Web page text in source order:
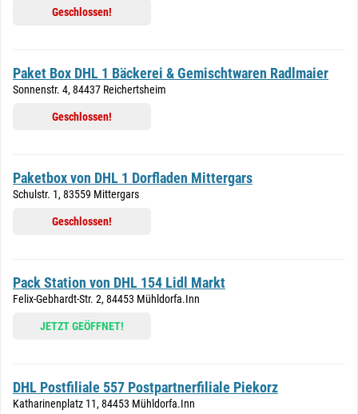
Geschlossen!
Paket Box DHL 1 Bäckerei & Gemischtwaren Radlmaier
Sonnenstr. 4, 84437 Reichertsheim
Geschlossen!
Paketbox von DHL 1 Dorfladen Mittergars
Schulstr. 1, 83559 Mittergars
Geschlossen!
Pack Station von DHL 154 Lidl Markt
Felix-Gebhardt-Str. 2, 84453 Mühldorfa.Inn
JETZT GEÖFFNET!
DHL Postfiliale 557 Postpartnerfiliale Piekorz
Katharinenplatz 11, 84453 Mühldorfa.Inn